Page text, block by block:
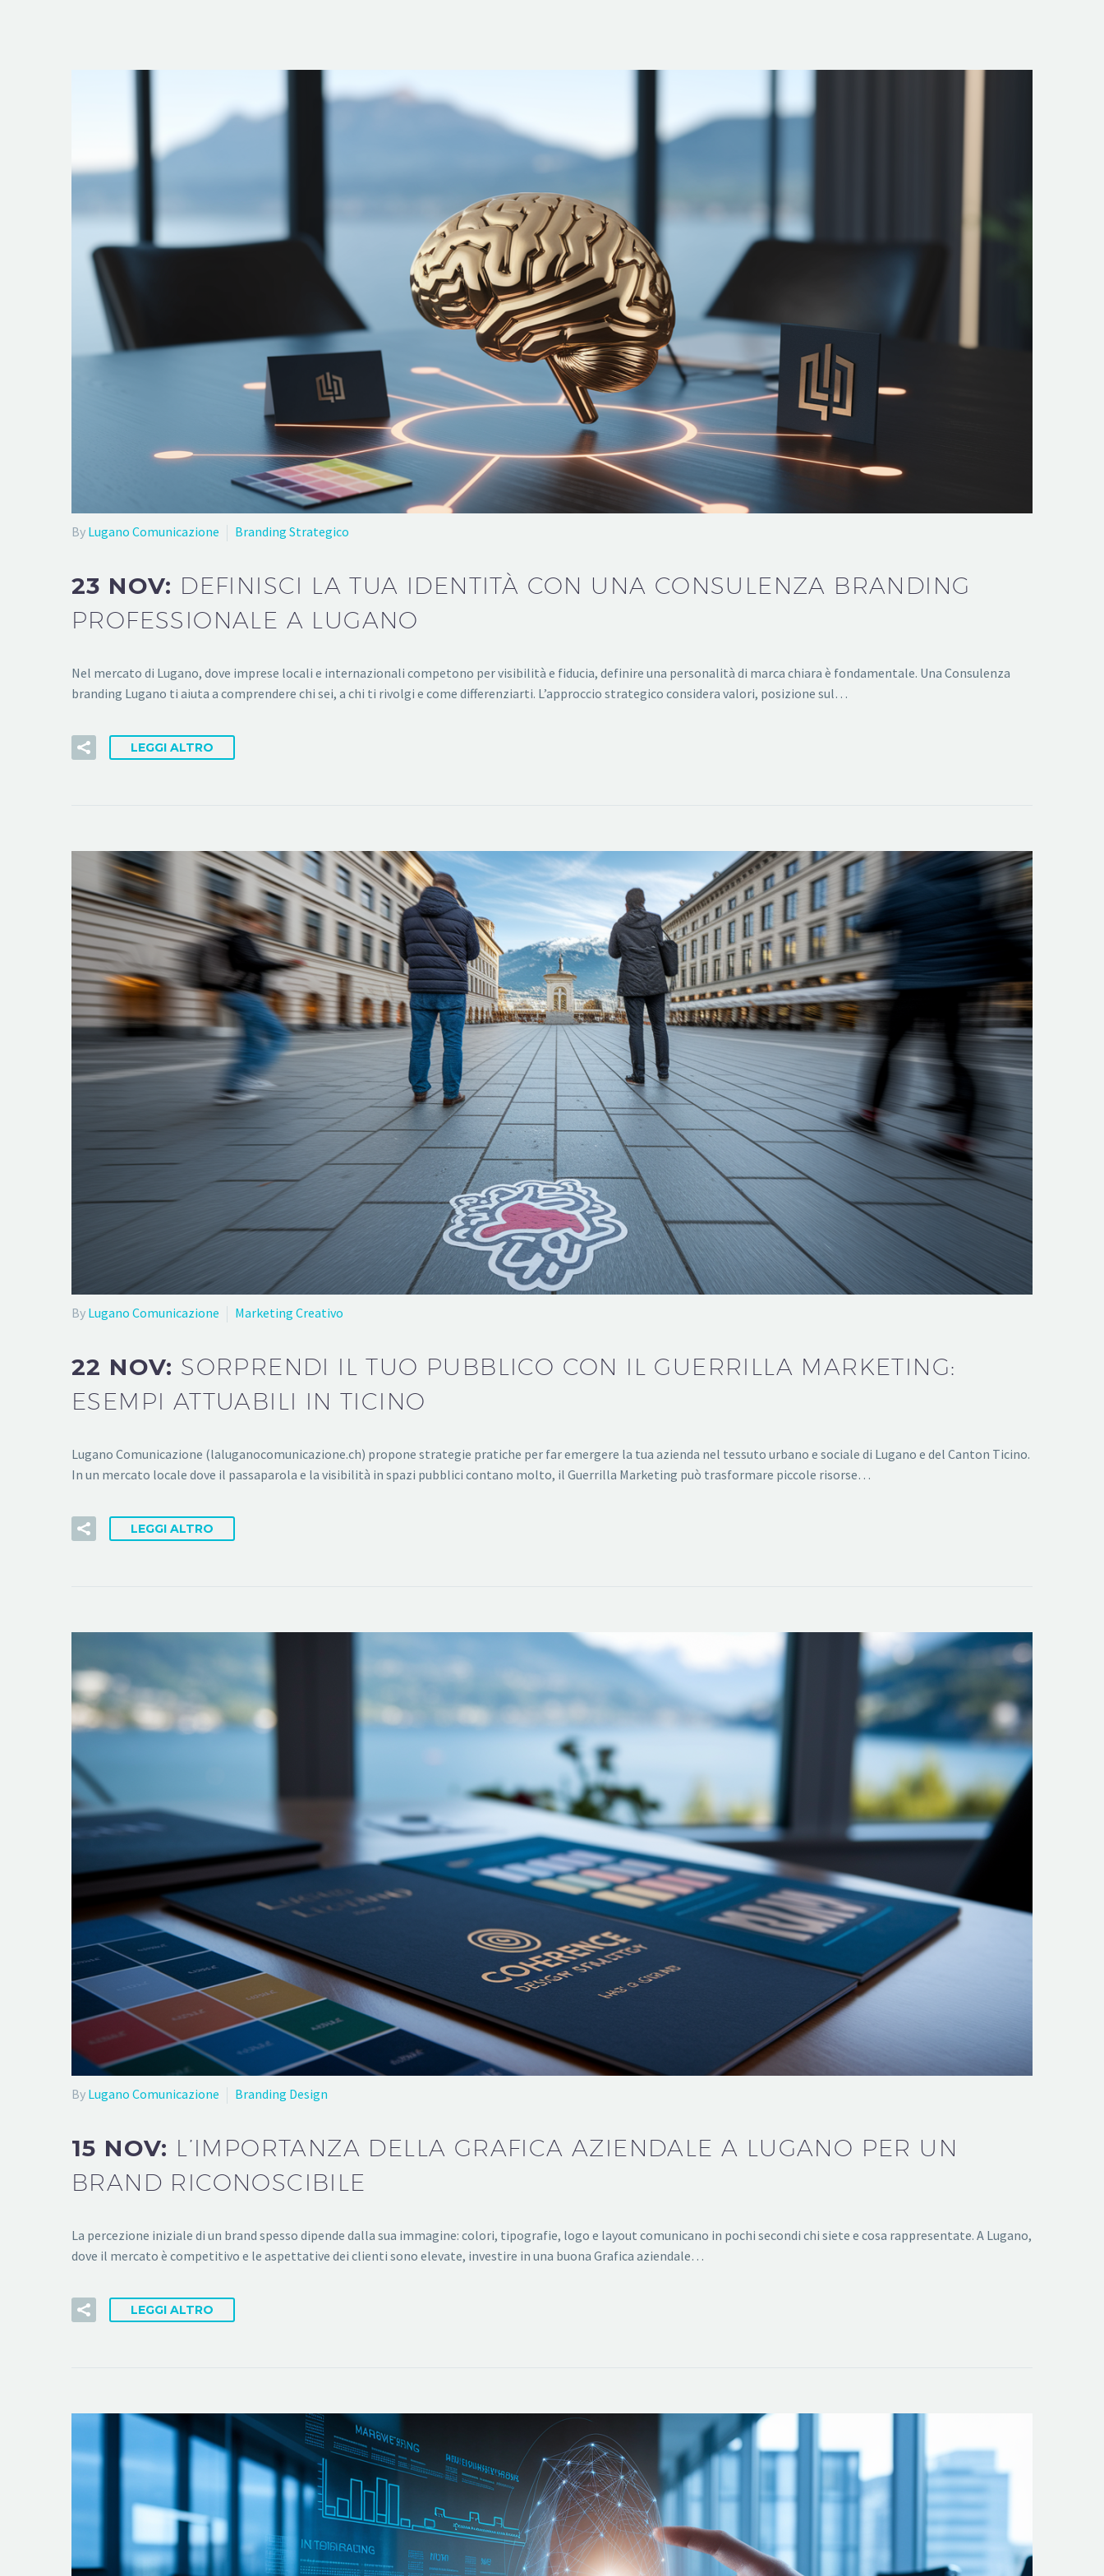
By Lugano Comunicazione Branding Strategico
23 NOV: DEFINISCI LA TUA IDENTITÀ CON UNA CONSULENZA BRANDING
PROFESSIONALE A LUGANO
Nel mercato di Lugano, dove imprese locali e internazionali competono per visibilità e fiducia, definire una personalità di marca chiara è fondamentale. Una Consulenza
branding Lugano ti aiuta a comprendere chi sei, a chi ti rivolgi e come differenziarti. L’approccio strategico considera valori, posizione sul…
LEGGI ALTRO
By Lugano Comunicazione Marketing Creativo
22 NOV: SORPRENDI IL TUO PUBBLICO CON IL GUERRILLA MARKETING:
ESEMPI ATTUABILI IN TICINO
Lugano Comunicazione (laluganocomunicazione.ch) propone strategie pratiche per far emergere la tua azienda nel tessuto urbano e sociale di Lugano e del Canton Ticino.
In un mercato locale dove il passaparola e la visibilità in spazi pubblici contano molto, il Guerrilla Marketing può trasformare piccole risorse…
LEGGI ALTRO
By Lugano Comunicazione Branding Design
15 NOV: L’IMPORTANZA DELLA GRAFICA AZIENDALE A LUGANO PER UN
BRAND RICONOSCIBILE
La percezione iniziale di un brand spesso dipende dalla sua immagine: colori, tipografie, logo e layout comunicano in pochi secondi chi siete e cosa rappresentate. A Lugano,
dove il mercato è competitivo e le aspettative dei clienti sono elevate, investire in una buona Grafica aziendale…
LEGGI ALTRO